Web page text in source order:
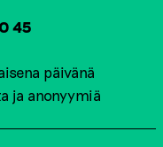
45
päivänä
ja anonyymiä